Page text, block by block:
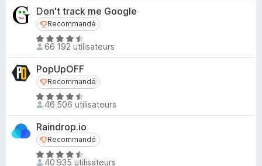
s
u
r
5
t
é
3
,
s
u
r
5
Don't track me Google
Recommandé
Recommandé
N
o
t
é
4
,
s
u
r
5
66 192 utilisateurs
PopUpOFF
Recommandé
Recommandé
N
o
t
é
4
,
46 506 utilisateurs
Raindrop.io
Recommandé
Recommandé
N
40 935 utilisateurs